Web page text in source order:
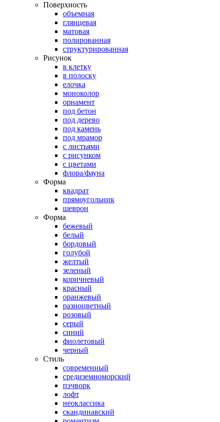
Поверхность
объемная
глянцевая
матовая
полированная
структурированная
Рисунок
в клетку
в полоску
елочка
моноколор
орнамент
под бетон
под дерево
под камень
под мрамор
с листьями
с рисунком
с цветами
флора/фауна
Форма
квадрат
прямоугольник
шеврон
Форма
бежевый
белый
бордовый
голубой
желтый
зеленый
коричневый
красный
оранжевый
разноцветный
розовый
серый
синий
фиолетовый
черный
Стиль
современный
средиземноморский
пэчворк
лофт
неоклассика
скандинавский